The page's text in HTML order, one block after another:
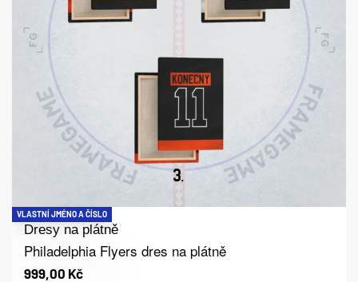
VLASTNÍ JMÉNO A ČÍSLO
Dresy na plátně
Philadelphia Flyers dres na plátně
999,00 Kč